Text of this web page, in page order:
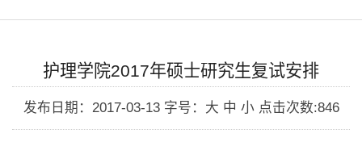
护理学院2017年硕士研究生复试安排
发布日期：2017-03-13 字号：大 中 小 点击次数:846